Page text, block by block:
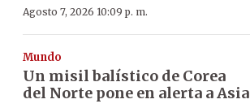
Agosto 7, 2026 10:09 p. m.
Mundo
Un misil balístico de Corea
del Norte pone en alerta a Asia